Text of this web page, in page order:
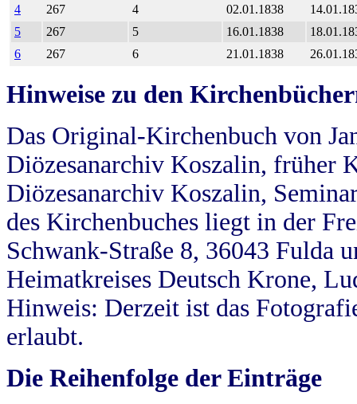
4
267 4 02.01.1838
5
267 5 16.01.1838
6
267 6 21.01.1838
Hinweise zu den
Das Original-Kirchenbuch von
Diözesanarchiv Koszalin, früher
Diözesanarchiv Koszalin,
des Kirchenbuches liegt in der
Schwank-Straße 8, 36043 Fulda
Heimatkreises Deutsch Krone,
Hinweis: Derzeit ist das
erlaubt.
Die Reihenfolge der Einträge